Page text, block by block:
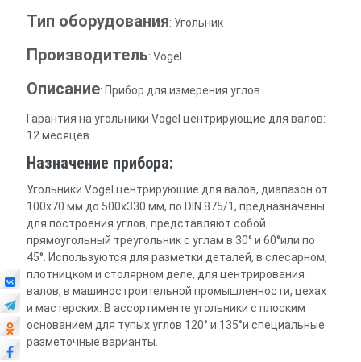
Тип оборудования: Угольник
Производитель: Vogel
Описание: Прибор для измерения углов
Гарантия на угольники Vogel центрирующие для валов:
12 месяцев
Назначение прибора:
Угольники Vogel центрирующие для валов, диапазон от
100х70 мм до 500х330 мм, по DIN 875/1, предназначены
для построения углов, представляют собой
прямоугольный треугольник с углам в 30° и 60°или по
45°. Используются для разметки деталей, в слесарном,
плотницком и столярном деле, для центрирования
валов, в машиностроительной промышленности, цехах
и мастерских. В ассортименте угольники с плоским
основанием для тупых углов 120° и 135°и специальные
разметочные варианты.